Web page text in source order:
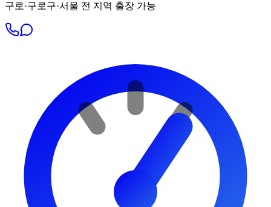
구로·구로구·서울 전 지역 출장 가능